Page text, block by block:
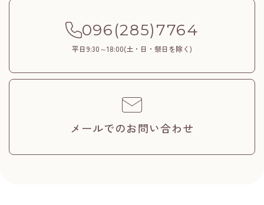
096(285)7764
平日9:30～18:00(土・日・祭日を除く)
メールでのお問い合わせ